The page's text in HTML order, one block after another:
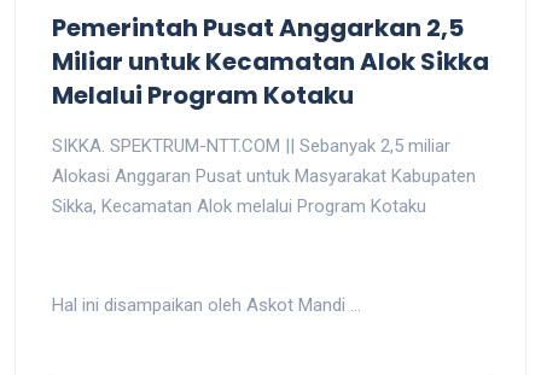
Pemerintah Pusat Anggarkan 2,5
Miliar untuk Kecamatan Alok Sikka
Melalui Program Kotaku
SIKKA. SPEKTRUM-NTT.COM || Sebanyak 2,5 miliar
Alokasi Anggaran Pusat untuk Masyarakat Kabupaten
Sikka, Kecamatan Alok melalui Program Kotaku
Hal ini disampaikan oleh Askot Mandi ...